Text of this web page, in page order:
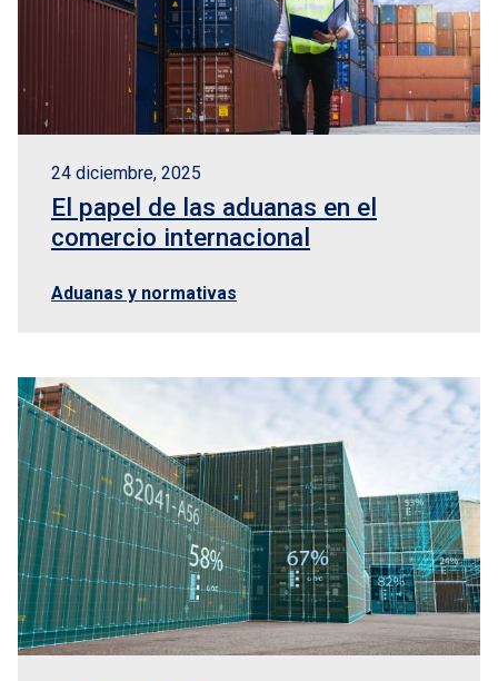
24 diciembre, 2025
El papel de las aduanas en el
comercio internacional
Aduanas y normativas